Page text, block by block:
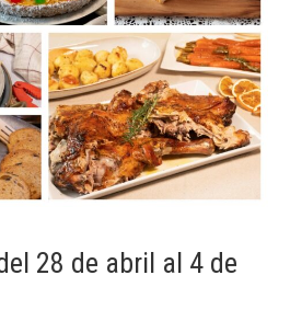
28 de abril al 4 de